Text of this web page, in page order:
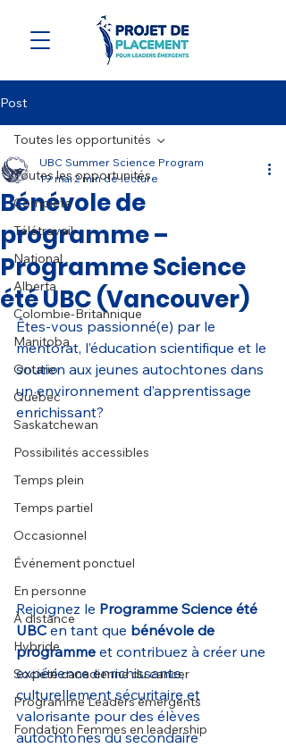
Post
Toutes les opportunités
Complète
Télétravail
National
Alberta
Colombie-Britannique
Manitoba
Ontario
Québec
Saskatchewan
Possibilités accessibles
Temps plein
Temps partiel
Occasionnel
Événement ponctuel
En personne
À distance
Hybride
Société canadienne du cancer
Programme Leaders émergents
Fondation Femmes en leadership
Toutes les opportunités
Bénévole de
programme –
Programme Science
été UBC (Vancouver)
UBC Summer Science Program
19 mai 2 min de lecture
Êtes-vous passionné(e) par le
mentorat, l’éducation scientifique et le
soutien aux jeunes autochtones dans
un environnement d’apprentissage
enrichissant?
Rejoignez le Programme Science été
UBC en tant que bénévole de
programme et contribuez à créer une
expérience enrichissante,
culturellement sécuritaire et
valorisante pour des élèves
autochtones du secondaire